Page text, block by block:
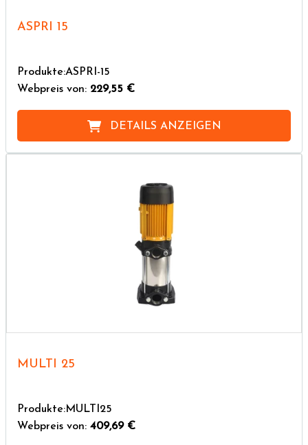
ASPRI 15
Produkte:ASPRI-15
Webpreis von: 229,55 €
DETAILS ANZEIGEN
MULTI 25
Produkte:MULTI25
Webpreis von: 409,69 €